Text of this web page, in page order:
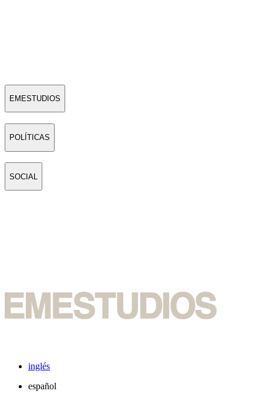
EMESTUDIOS
POLÍTICAS
SOCIAL
inglés
español